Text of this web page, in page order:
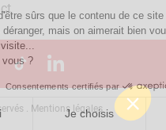
. Mentions légales
le contenu de ce site vous
on aimerait bien vous
certifiés par
Je choisis OK pour